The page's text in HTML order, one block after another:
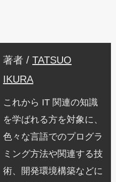
著者 / TATSUO
IKURA
これから IT 関連の知識
を学ばれる方を対象に、
色々な言語でのプログラ
ミング方法や関連する技
術、開発環境構築などに